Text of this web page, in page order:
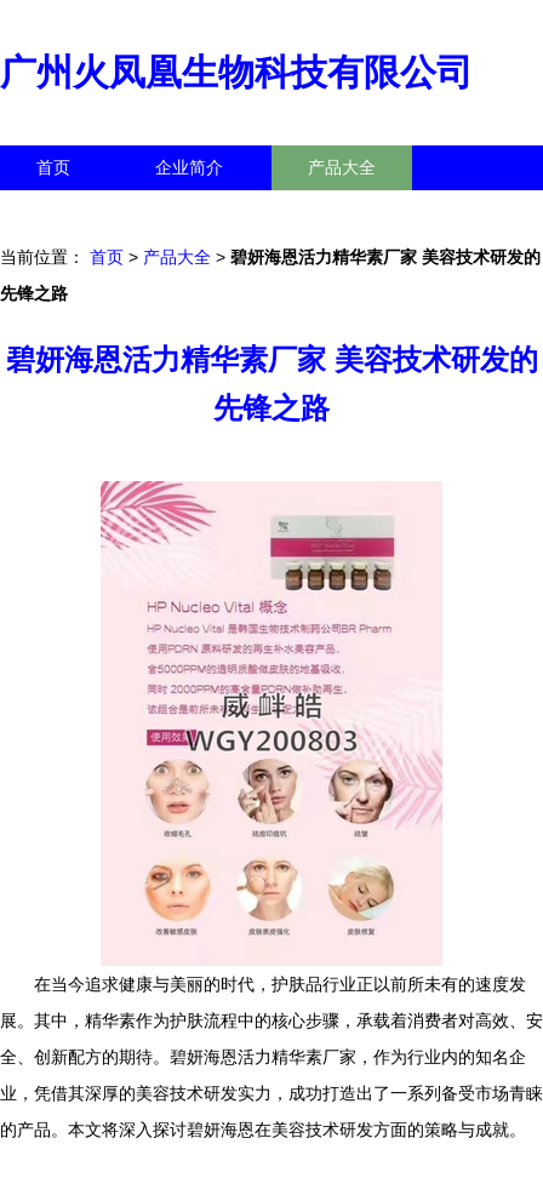
广州火凤凰生物科技有限公司
首页 企业简介 产品大全
当前位置： 首页 > 产品大全 > 碧妍海恩活力精华素厂家 美容技术研发的
先锋之路
碧妍海恩活力精华素厂家 美容技术研发的
先锋之路
在当今追求健康与美丽的时代，护肤品行业正以前所未有的速度发
展。其中，精华素作为护肤流程中的核心步骤，承载着消费者对高效、安
全、创新配方的期待。碧妍海恩活力精华素厂家，作为行业内的知名企
业，凭借其深厚的美容技术研发实力，成功打造出了一系列备受市场青睐
的产品。本文将深入探讨碧妍海恩在美容技术研发方面的策略与成就。